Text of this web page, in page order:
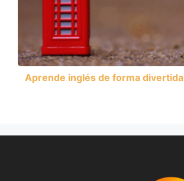
Aprende inglés de forma divertida